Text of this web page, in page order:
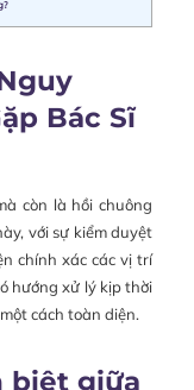
Bác Sĩ
còn là hồi chuông
với sự kiểm duyệt
chính xác các vị trí
hướng xử lý kịp thời
cách toàn diện.
biệt giữa